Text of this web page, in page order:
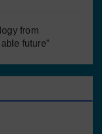
from
future”